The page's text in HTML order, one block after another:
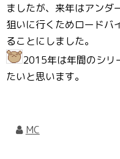
ましたが、来年はアンダ
狙いに行くためロードバ
ることにしました。
2015年は年間のシリ
たいと思います。
MC